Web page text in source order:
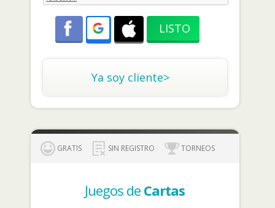
Ya soy cliente>
GRATIS SIN REGISTRO TORNEOS
Juegos de Cartas